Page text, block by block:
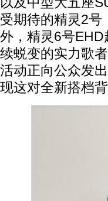
受期待的精灵2号
外，精灵6号
续蜕变的实力歌
活动正向公众发
现这对全新搭档